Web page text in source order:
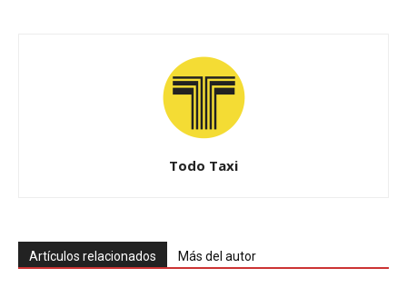
Todo Taxi
Artículos relacionados Más del autor